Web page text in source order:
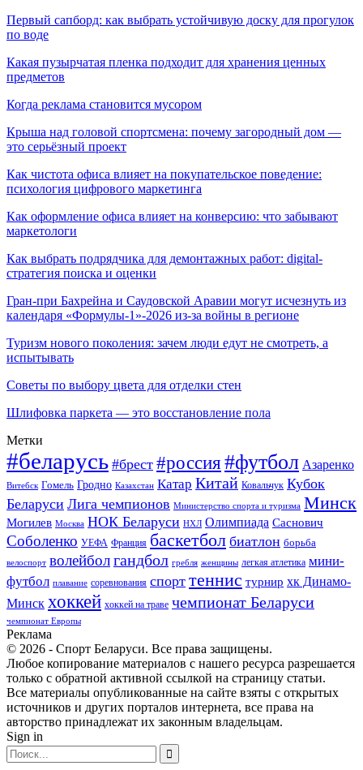
Первый сапборд: как выбрать устойчивую доску для прогулок
по воде
Какая пузырчатая пленка подходит для хранения ценных
предметов
Когда реклама становится мусором
Крыша над головой спортсмена: почему загородный дом —
это серьёзный проект
Как чистота офиса влияет на покупательское поведение:
психология цифрового маркетинга
Как оформление офиса влияет на конверсию: что забывают
маркетологи
Как выбрать подрядчика для демонтажных работ: digital-
стратегия поиска и оценки
Гран-при Бахрейна и Саудовской Аравии могут исчезнуть из
календаря «Формулы-1»-2026 из-за войны в регионе
Туризм нового поколения: зачем люди едут не смотреть, а
испытывать
Советы по выбору цвета для отделки стен
Шлифовка паркета — это восстановление пола
Метки
#беларусь #брест #россия#футбол Азаренко
Витебск Гомель Гродно Казахстан Катар Китай Ковальчук Кубок
Беларуси Лига чемпионов Министерство спорта и туризма Минск
Могилев Москва НОК Беларуси НХЛ Олимпиада Саснович
Соболенко УЕФА Франция баскетбол биатлон борьба
велоспорт волейболгандбол гребля женщины легкая атлетика мини-
футбол плавание соревнования спорт теннис турнир хк Динамо-
Минск хоккей хоккей на траве чемпионат Беларуси
чемпионат Европы
Реклама
© 2026 - Спорт Беларуси. Все права защищены.
Любое копирование материалов с нашего ресурса разрешается
только с обратной активной ссылкой на страницу статьи.
Все материалы опубликованные на сайте взяты с открытых
источников и других порталов интернета, все права на
авторство принадлежат их законным владельцам.
Sign in